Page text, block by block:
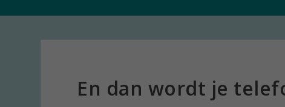
En dan wordt je